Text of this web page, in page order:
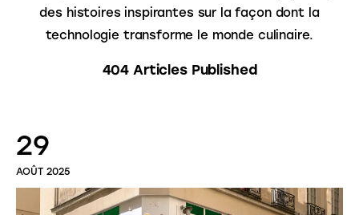
des histoires inspirantes sur la façon dont la
technologie transforme le monde culinaire.
404 Articles Published
29
AOÛT 2025